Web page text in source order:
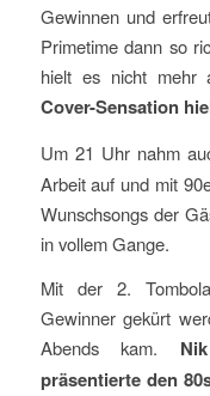
Gewinnen und
Primetime dann so
hielt es nicht mehr
Cover-Sensation
Um 21 Uhr nahm
Arbeit auf und mit
Wunschsongs der
in vollem Gange.
Mit der 2.
Gewinner gekürt
Abends kam.
präsentierte den